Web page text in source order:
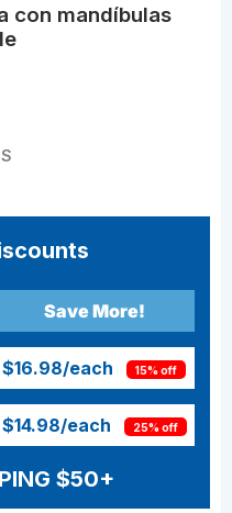
con mandíbulas
Save More!
$16.98/each 15% off
$14.98/each 25% off
$50+